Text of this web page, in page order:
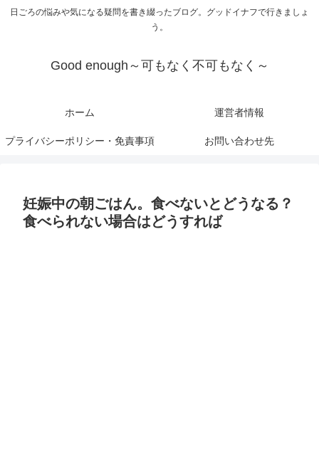
日ごろの悩みや気になる疑問を書き綴ったブログ。グッドイナフで行きましょ
う。
Good enough～可もなく不可もなく～
ホーム 運営者情報
プライバシーポリシー・免責事項 お問い合わせ先
妊娠中の朝ごはん。食べないとどうなる？
食べられない場合はどうすれば